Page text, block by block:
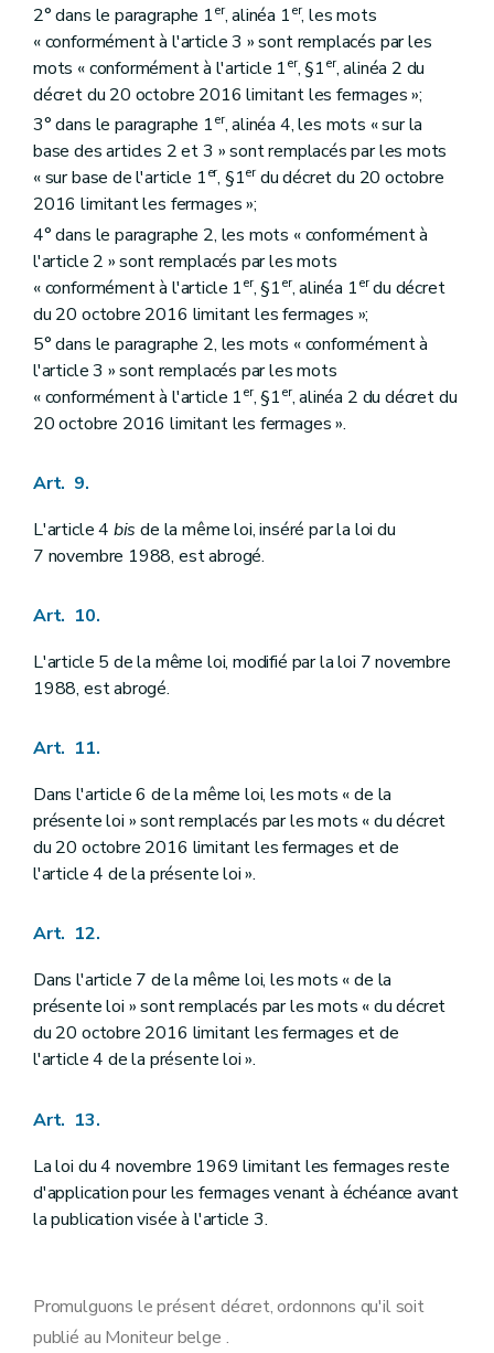
2° dans le paragraphe 1er, alinéa 1er, les mots
« conformément à l'article 3 » sont remplacés par les
mots « conformément à l'article 1er, §1er, alinéa 2 du
décret du 20 octobre 2016 limitant les fermages »;
3° dans le paragraphe 1er, alinéa 4, les mots « sur la
base des articles 2 et 3 » sont remplacés par les mots
« sur base de l'article 1er, §1erdu décret du 20 octobre
2016 limitant les fermages »;
4° dans le paragraphe 2, les mots « conformément à
l'article 2 » sont remplacés par les mots
« conformément à l'article 1er, §1er, alinéa 1erdu décret
du 20 octobre 2016 limitant les fermages »;
5° dans le paragraphe 2, les mots « conformément à
l'article 3 » sont remplacés par les mots
« conformément à l'article 1er, §1er, alinéa 2 du décret du
20 octobre 2016 limitant les fermages ».
Art. 9.
L'article 4 bis de la même loi, inséré par la loi du
7 novembre 1988, est abrogé.
Art. 10.
L'article 5 de la même loi, modifié par la loi 7 novembre
1988, est abrogé.
Art. 11.
Dans l'article 6 de la même loi, les mots « de la
présente loi » sont remplacés par les mots « du décret
du 20 octobre 2016 limitant les fermages et de
l'article 4 de la présente loi ».
Art. 12.
Dans l'article 7 de la même loi, les mots « de la
présente loi » sont remplacés par les mots « du décret
du 20 octobre 2016 limitant les fermages et de
l'article 4 de la présente loi ».
Art. 13.
La loi du 4 novembre 1969 limitant les fermages reste
d'application pour les fermages venant à échéance avant
la publication visée à l'article 3.
Promulguons le présent décret, ordonnons qu'il soit
publié au Moniteur belge .